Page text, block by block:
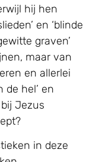
hij hen
en ‘blinde
graven’
maar van
en allerlei
de hel’ en
bij Jezus
in deze